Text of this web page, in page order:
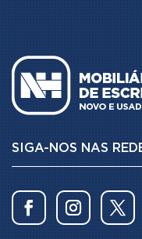
SIGA-NOS NAS